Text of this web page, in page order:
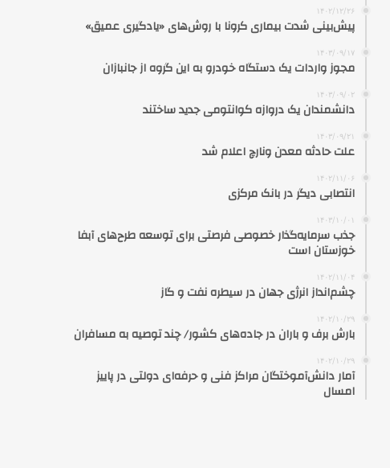
۱۴۰۲/۱۲/۲۶
پیش‌بینی شدت بیماری کرونا با روش‌های «یادگیری عمیق»
۱۴۰۳/۰۹/۱۷
مجوز واردات یک دستگاه خودرو به این گروه از جانبازان
۱۴۰۳/۰۹/۰۲
دانشمندان یک دروازه کوانتومی جدید ساختند
۱۴۰۳/۰۹/۲۱
علت حادثه معدن ونارچ اعلام شد
۱۴۰۲/۱۱/۰۶
انتصابی دیگر در بانک مرکزی
۱۴۰۳/۱۰/۰۱
جذب سرمایه‌گذار خصوصی فرصتی برای توسعه طرح‌های آبفا
خوزستان است
۱۴۰۲/۱۱/۰۴
چشم‌انداز انرژی جهان در سیطره نفت و گاز
۱۴۰۲/۱۰/۲۹
بارش برف و باران در جاده‌های کشور/ چند توصیه به مسافران
۱۴۰۲/۱۰/۲۹
آمار دانش‌آموختگان مراکز فنی و حرفه‌ای دولتی در پاییز
امسال